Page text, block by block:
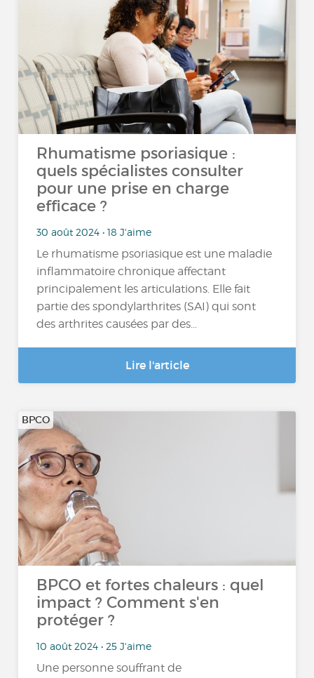
Rhumatisme psoriasique :
quels spécialistes consulter
pour une prise en charge
efficace ?
30 août 2024 • 18 J'aime
Le rhumatisme psoriasique est une maladie
inflammatoire chronique affectant
principalement les articulations. Elle fait
partie des spondylarthrites (SAI) qui sont
des arthrites causées par des...
Lire l'article
BPCO
BPCO et fortes chaleurs : quel
impact ? Comment s'en
protéger ?
10 août 2024 • 25 J'aime
Une personne souffrant de